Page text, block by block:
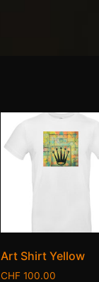
Art Shirt Yellow
CHF 100.00